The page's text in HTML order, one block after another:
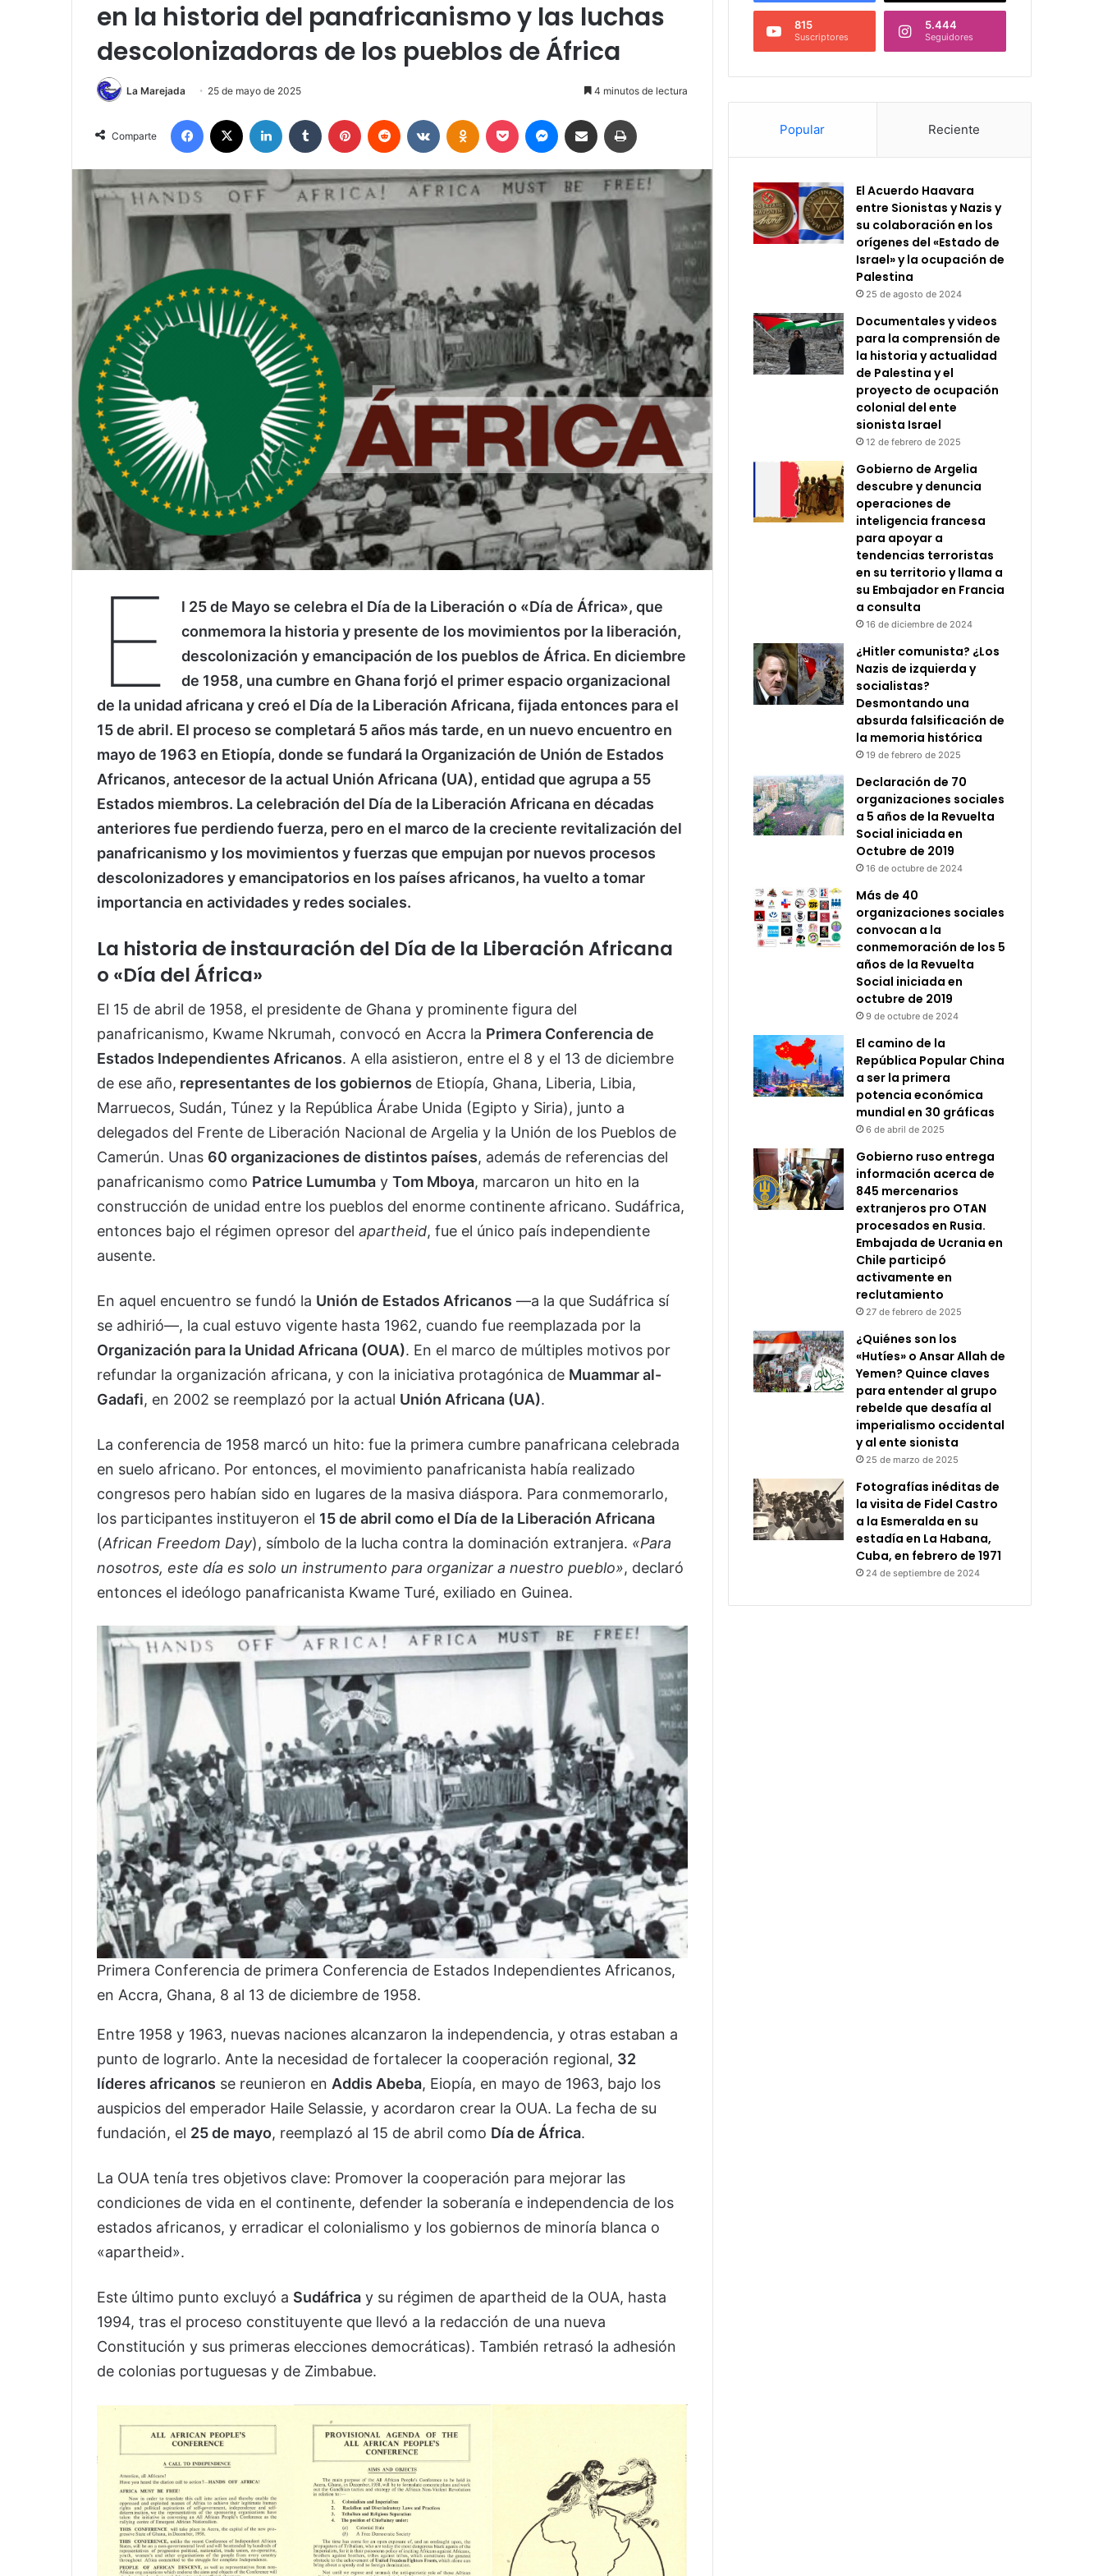
en la historia del panafricanismo y las luchas
descolonizadoras de los pueblos de África
La Marejada 25 de mayo de 2025 4 minutos de lectura
Comparte
Facebook LinkedIn Tumblr Pinterest Reddit VKontakteOdnoklassniki
Pocket Messenger
Compartir vía Email
E
l 25 de Mayo se celebra el Día de la Liberación o «Día de África», que
conmemora la historia y presente de los movimientos por la liberación,
descolonización y emancipación de los pueblos de África. En diciembre
de 1958, una cumbre en Ghana forjó el primer espacio organizacional
de la unidad africana y creó el Día de la Liberación Africana, fijada entonces para el
15 de abril. El proceso se completará 5 años más tarde, en un nuevo encuentro en
mayo de 1963 en Etiopía, donde se fundará la Organización de Unión de Estados
Africanos, antecesor de la actual Unión Africana (UA), entidad que agrupa a 55
Estados miembros. La celebración del Día de la Liberación Africana en décadas
anteriores fue perdiendo fuerza, pero en el marco de la creciente revitalización del
panafricanismo y los movimientos y fuerzas que empujan por nuevos procesos
descolonizadores y emancipatorios en los países africanos, ha vuelto a tomar
importancia en actividades y redes sociales.
La historia de instauración del Día de la Liberación Africana
o «Día del África»
El 15 de abril de 1958, el presidente de Ghana y prominente figura del
panafricanismo, Kwame Nkrumah, convocó en Accra la Primera Conferencia de
Estados Independientes Africanos. A ella asistieron, entre el 8 y el 13 de diciembre
de ese año, representantes de los gobiernos de Etiopía, Ghana, Liberia, Libia,
Marruecos, Sudán, Túnez y la República Árabe Unida (Egipto y Siria), junto a
delegados del Frente de Liberación Nacional de Argelia y la Unión de los Pueblos de
Camerún. Unas 60 organizaciones de distintos países, además de referencias del
panafricanismo como Patrice Lumumba y Tom Mboya, marcaron un hito en la
construcción de unidad entre los pueblos del enorme continente africano. Sudáfrica,
entonces bajo el régimen opresor del apartheid, fue el único país independiente
ausente.
En aquel encuentro se fundó la Unión de Estados Africanos —a la que Sudáfrica sí
se adhirió—, la cual estuvo vigente hasta 1962, cuando fue reemplazada por la
Organización para la Unidad Africana (OUA). En el marco de múltiples motivos por
refundar la organización africana, y con la iniciativa protagónica de Muammar al-
Gadafi, en 2002 se reemplazó por la actual Unión Africana (UA).
La conferencia de 1958 marcó un hito: fue la primera cumbre panafricana celebrada
en suelo africano. Por entonces, el movimiento panafricanista había realizado
congresos pero habían sido en lugares de la masiva diáspora. Para conmemorarlo,
los participantes instituyeron el 15 de abril como el Día de la Liberación Africana
(African Freedom Day), símbolo de la lucha contra la dominación extranjera. «Para
nosotros, este día es solo un instrumento para organizar a nuestro pueblo», declaró
entonces el ideólogo panafricanista Kwame Turé, exiliado en Guinea.
Primera Conferencia de primera Conferencia de Estados Independientes Africanos,
en Accra, Ghana, 8 al 13 de diciembre de 1958.
Entre 1958 y 1963, nuevas naciones alcanzaron la independencia, y otras estaban a
punto de lograrlo. Ante la necesidad de fortalecer la cooperación regional, 32
líderes africanos se reunieron en Addis Abeba, Eiopía, en mayo de 1963, bajo los
auspicios del emperador Haile Selassie, y acordaron crear la OUA. La fecha de su
fundación, el 25 de mayo, reemplazó al 15 de abril como Día de África.
La OUA tenía tres objetivos clave: Promover la cooperación para mejorar las
condiciones de vida en el continente, defender la soberanía e independencia de los
estados africanos, y erradicar el colonialismo y los gobiernos de minoría blanca o
«apartheid».
Este último punto excluyó a Sudáfrica y su régimen de apartheid de la OUA, hasta
1994, tras el proceso constituyente que llevó a la redacción de una nueva
Constitución y sus primeras elecciones democráticas). También retrasó la adhesión
de colonias portuguesas y de Zimbabue.
815
Suscriptores
5.444
Seguidores
Popular Reciente
El Acuerdo Haavara
entre Sionistas y Nazis y
su colaboración en los
orígenes del «Estado de
Israel» y la ocupación de
Palestina
25 de agosto de 2024
Documentales y videos
para la comprensión de
la historia y actualidad
de Palestina y el
proyecto de ocupación
colonial del ente
sionista Israel
12 de febrero de 2025
Gobierno de Argelia
descubre y denuncia
operaciones de
inteligencia francesa
para apoyar a
tendencias terroristas
en su territorio y llama a
su Embajador en Francia
a consulta
16 de diciembre de 2024
¿Hitler comunista? ¿Los
Nazis de izquierda y
socialistas?
Desmontando una
absurda falsificación de
la memoria histórica
19 de febrero de 2025
Declaración de 70
organizaciones sociales
a 5 años de la Revuelta
Social iniciada en
Octubre de 2019
16 de octubre de 2024
Más de 40
organizaciones sociales
convocan a la
conmemoración de los 5
años de la Revuelta
Social iniciada en
octubre de 2019
9 de octubre de 2024
El camino de la
República Popular China
a ser la primera
potencia económica
mundial en 30 gráficas
6 de abril de 2025
Gobierno ruso entrega
información acerca de
845 mercenarios
extranjeros pro OTAN
procesados en Rusia.
Embajada de Ucrania en
Chile participó
activamente en
reclutamiento
27 de febrero de 2025
¿Quiénes son los
«Hutíes» o Ansar Allah de
Yemen? Quince claves
para entender al grupo
rebelde que desafía al
imperialismo occidental
y al ente sionista
25 de marzo de 2025
Fotografías inéditas de
la visita de Fidel Castro
a la Esmeralda en su
estadía en La Habana,
Cuba, en febrero de 1971
24 de septiembre de 2024